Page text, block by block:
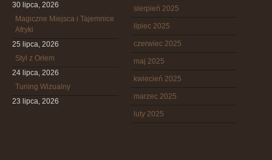
30 lipca, 2026
Magiczne Miejsca i Tajemnice
Afryki
25 lipca, 2026
Styl z Orłem
24 lipca, 2026
Tuning Wizualny
23 lipca, 2026
sierpień 2025
lipiec 2025
czerwiec 2025
maj 2025
kwiecień 2025
marzec 2025
luty 2025